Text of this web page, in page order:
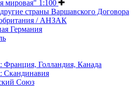
мировая" 1:100
страны Варшавского Договора
/ АНЗАК
Германия
Голландия, Канада
Союз